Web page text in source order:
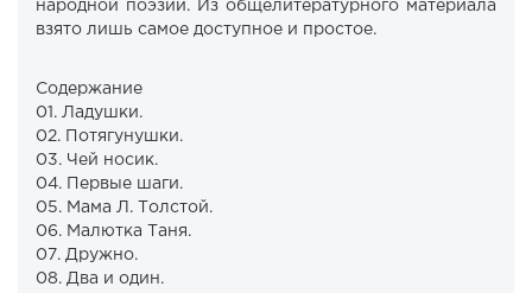
народной поэзии. Из общелитературного материала
взято лишь самое доступное и простое.
Содержание
01. Ладушки.
02. Потягунушки.
03. Чей носик.
04. Первые шаги.
05. Мама Л. Толстой.
06. Малютка Таня.
07. Дружно.
08. Два и один.